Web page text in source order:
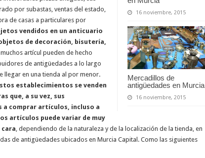
16 noviembre, 2015
Mercadillos de
antigüedades en Murcia
16 noviembre, 2015
por subastas, ventas del estado,
de casas a particulares por
vendidos en un anticuario
de decoración, bisutería,
artícul pueden de hecho
de antigüedades a lo largo
llegar en una tienda al por menor.
establecimientos se venden
que, a su vez, sus
comprar artículos, incluso a
artículos puede variar de muy
, dependiendo de la naturaleza y de la localización de la tienda, en
de antigüedades ubicados en Murcia Capital. Como las siguientes